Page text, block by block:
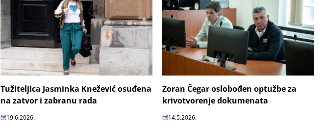
Tužiteljica Jasminka Knežević osuđena
na zatvor i zabranu rada
19.6.2026.
Zoran Čegar oslobođen optužbe za
krivotvorenje dokumenata
14.5.2026.